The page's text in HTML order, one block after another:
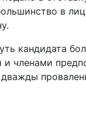
в
кандидата
членами